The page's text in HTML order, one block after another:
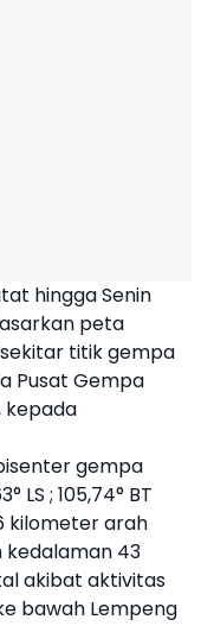
hingga Senin
peta
titik gempa
Pusat Gempa
kepada
gempa
; 105,74° BT
kilometer arah
kedalaman 43
akibat aktivitas
bawah Lempeng